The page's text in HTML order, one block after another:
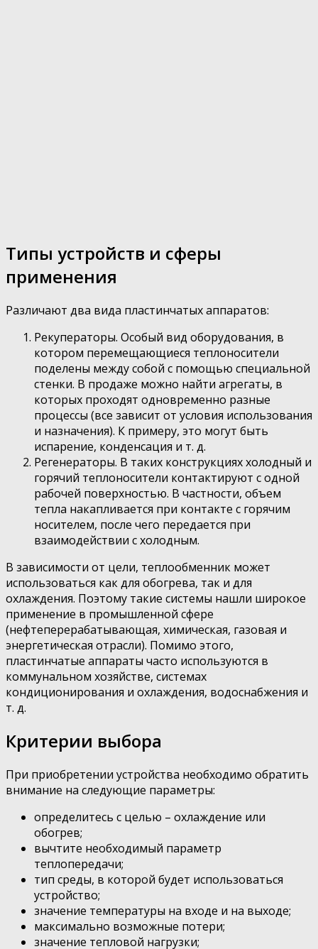
Типы устройств и сферы
применения
Различают два вида пластинчатых аппаратов:
Рекуператоры. Особый вид оборудования, в
котором перемещающиеся теплоносители
поделены между собой с помощью специальной
стенки. В продаже можно найти агрегаты, в
которых проходят одновременно разные
процессы (все зависит от условия использования
и назначения). К примеру, это могут быть
испарение, конденсация и т. д.
Регенераторы. В таких конструкциях холодный и
горячий теплоносители контактируют с одной
рабочей поверхностью. В частности, объем
тепла накапливается при контакте с горячим
носителем, после чего передается при
взаимодействии с холодным.
В зависимости от цели, теплообменник может
использоваться как для обогрева, так и для
охлаждения. Поэтому такие системы нашли широкое
применение в промышленной сфере
(нефтеперерабатывающая, химическая, газовая и
энергетическая отрасли). Помимо этого,
пластинчатые аппараты часто используются в
коммунальном хозяйстве, системах
кондиционирования и охлаждения, водоснабжения и
т. д.
Критерии выбора
При приобретении устройства необходимо обратить
внимание на следующие параметры:
определитесь с целью – охлаждение или
обогрев;
вычтите необходимый параметр
теплопередачи;
тип среды, в которой будет использоваться
устройство;
значение температуры на входе и на выходе;
максимально возможные потери;
значение тепловой нагрузки;